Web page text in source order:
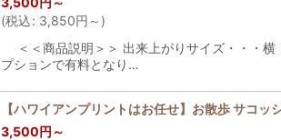
(税込: 3,850円 ～ )
＜＜商品説明＞＞ 出来上がりサイズ・・・
プションで有料となり…
【ハワイアンプリントはお任せ】お散歩 サコ
3,500円 ～